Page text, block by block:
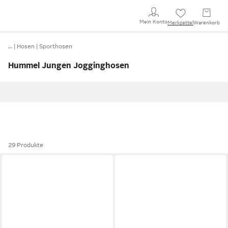
Mein KontoMerkzettel Warenkorb
… Hosen Sporthosen
Hummel Jungen Jogginghosen
29 Produkte